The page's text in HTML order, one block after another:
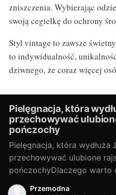
zniszczenia. Wybierając
swoją cegiełkę do ochrony
Styl vintage to zawsze
to indywidualność,
dziwnego, że coraz więcej
Pielęgnacja, która
przechowywać
pończochy
Pielęgnacja, która wydłuża
przechowywać ulubione
pończochyDlaczego warto
pończochyRajstopy i
Przemodna